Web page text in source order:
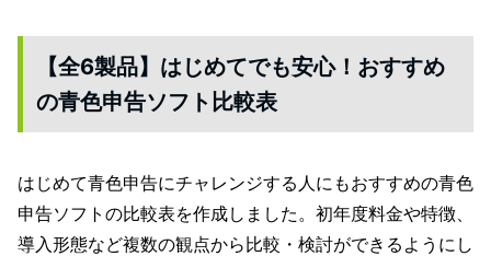
【全6製品】はじめてでも安心！おすすめ
の青色申告ソフト比較表
はじめて青色申告にチャレンジする人にもおすすめの青色
申告ソフトの比較表を作成しました。初年度料金や特徴、
導入形態など複数の観点から比較・検討ができるようにし